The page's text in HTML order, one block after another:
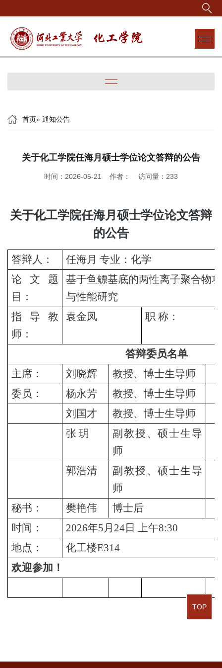
首页» 通知公告
关于化工学院任海月硕士学位论文答辩的公告
时间：2026-05-21 作者： 访问量： 233
关于化工学院任海月硕士学位论文答辩
的公告
答辩人 ： 任海月专业：化学
论文题
目：
基于鱼鳔基底的两性离子聚合物
与性能研究
指导教
师：
袁金凤 职称：
答辩委员名单
主席：
刘晓辉 教授、博士生导师
委员：
杨永芳 教授、博士生导师
刘国才
教授、博士生导师
张 玥
副教授、硕士生导
师
郭浩清
副教授、硕士生导
师
秘书： 樊艳伟 博士后
时间：
2026年5月24日 上午8:30
地点：
化工楼E314
欢迎参加！
TOP